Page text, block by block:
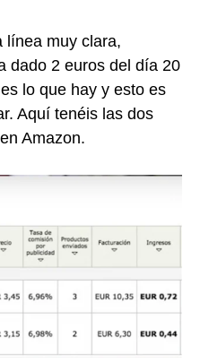
línea muy clara,
dado 2 euros del día 20
lo que hay y esto es
Aquí tenéis las dos
Amazon.